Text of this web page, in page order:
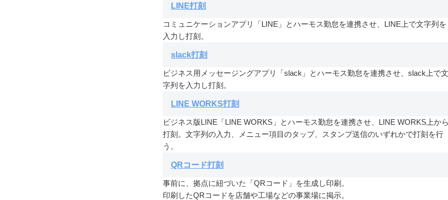
LINE打刻
コミュニケーションアプリ「LINE」とハーモス勤怠を連携させ、LINE上で文字列を
入力し打刻。
slack打刻
ビジネス用メッセージングアプリ「slack」とハーモス勤怠を連携させ、slack上で文
字列を入力し打刻。
LINE WORKS打刻
ビジネス版LINE「LINE WORKS」とハーモス勤怠を連携させ、LINE WORKS上から
打刻。文字列の入力、メニュー項目のタップ、スタンプ送信のいずれかで打刻を行
う。
QRコード打刻
事前に、拠点に紐づいた「QRコード」を生成し印刷。
印刷したQRコードを店舗や工場などの事業場に掲示。